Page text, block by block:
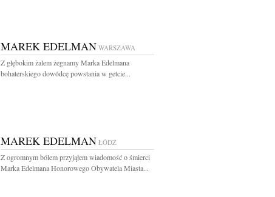
MAREK EDELMAN WARSZAWA
Z głębokim żalem żegnamy Marka Edelmana
bohaterskiego dowódcę powstania w getcie...
MAREK EDELMAN ŁÓDŹ
Z ogromnym bólem przyjąłem wiadomość o śmierci
Marka Edelmana Honorowego Obywatela Miasta...